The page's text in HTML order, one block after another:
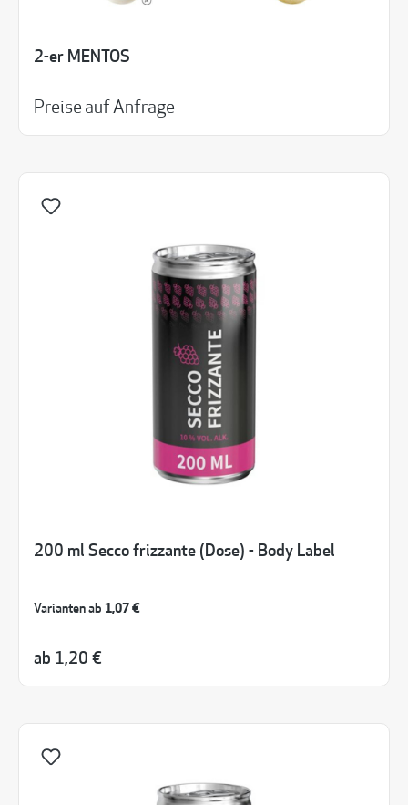
2-er MENTOS
Preise auf Anfrage
200 ml Secco frizzante (Dose) - Body Label
Varianten ab 1,07 €
ab 1,20 €